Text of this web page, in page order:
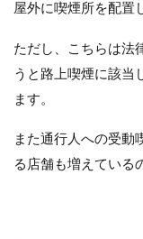
屋外に喫煙所を配置
ただし、こちらは法
うと路上喫煙に該当
ます。
また通行人への受動
る店舗も増えている